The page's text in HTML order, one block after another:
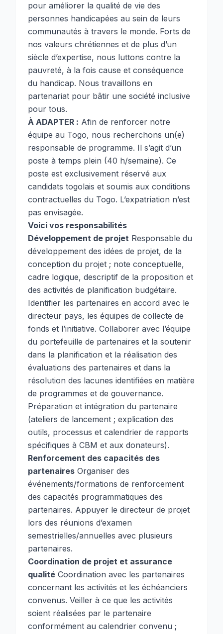
pour améliorer la qualité de vie des
personnes handicapées au sein de leurs
communautés à travers le monde. Forts de
nos valeurs chrétiennes et de plus d’un
siècle d’expertise, nous luttons contre la
pauvreté, à la fois cause et conséquence
du handicap. Nous travaillons en
partenariat pour bâtir une société inclusive
pour tous.
À ADAPTER : Afin de renforcer notre
équipe au Togo, nous recherchons un(e)
responsable de programme. Il s’agit d’un
poste à temps plein (40 h/semaine). Ce
poste est exclusivement réservé aux
candidats togolais et soumis aux conditions
contractuelles du Togo. L’expatriation n’est
pas envisagée.
Voici vos responsabilités
Développement de projet Responsable du
développement des idées de projet, de la
conception du projet ; note conceptuelle,
cadre logique, descriptif de la proposition et
des activités de planification budgétaire.
Identifier les partenaires en accord avec le
directeur pays, les équipes de collecte de
fonds et l’initiative. Collaborer avec l’équipe
du portefeuille de partenaires et la soutenir
dans la planification et la réalisation des
évaluations des partenaires et dans la
résolution des lacunes identifiées en matière
de programmes et de gouvernance.
Préparation et intégration du partenaire
(ateliers de lancement ; explication des
outils, processus et calendrier de rapports
spécifiques à CBM et aux donateurs).
Renforcement des capacités des
partenaires Organiser des
événements/formations de renforcement
des capacités programmatiques des
partenaires. Appuyer le directeur de projet
lors des réunions d’examen
semestrielles/annuelles avec plusieurs
partenaires.
Coordination de projet et assurance
qualité Coordination avec les partenaires
concernant les activités et les échéanciers
convenus. Veiller à ce que les activités
soient réalisées par le partenaire
conformément au calendrier convenu ;